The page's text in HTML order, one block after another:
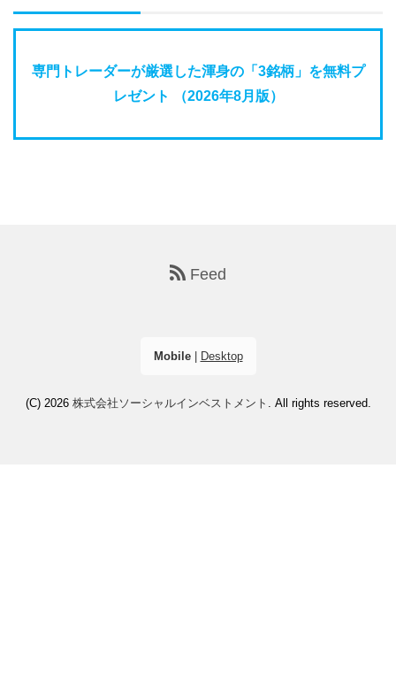
専門トレーダーが厳選した渾身の「3銘柄」を無料プ
レゼント （2026年8月版）
Feed
Mobile| Desktop
(C) 2026 株式会社ソーシャルインベストメント . All rights reserved.